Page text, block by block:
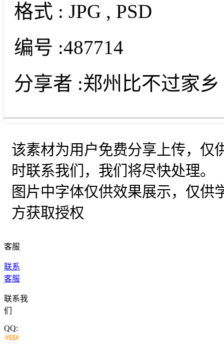
格式 : JPG , PSD
编号 :487714
分享者 :郑州比不过家乡
该素材为用户免费分享上传，仅
时联系我们，我们将尽快处理。
图片中字体仅供效果展示，仅供
方获取授权
客服
联系
客服
联系我
们
QQ: